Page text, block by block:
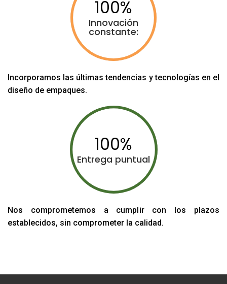
100
Innovación
constante:
Incorporamos las últimas tendencias y tecnologías en el
diseño de empaques.
100
Entrega puntual
Nos comprometemos a cumplir con los plazos
establecidos, sin comprometer la calidad.